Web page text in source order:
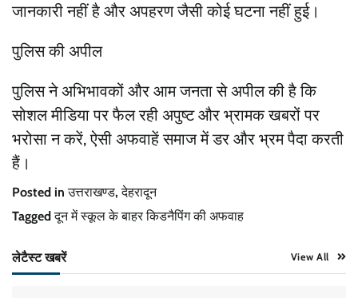
जानकारी नहीं है और अपहरण जैसी कोई घटना नहीं हुई।
पुलिस की अपील
पुलिस ने अभिभावकों और आम जनता से अपील की है कि
सोशल मीडिया पर फैल रही अपुष्ट और भ्रामक खबरों पर
भरोसा न करें, ऐसी अफवाहें समाज में डर और भ्रम पैदा करती
हैं।
Posted inउत्तराखण्ड,देहरादून
Taggedदून में स्कूल के बाहर किडनैपिंग की अफवाह
लेटैस्ट खबरें View All